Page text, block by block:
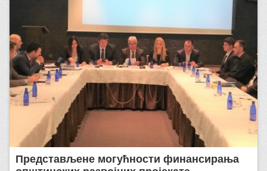
Представљене могућности финансирања